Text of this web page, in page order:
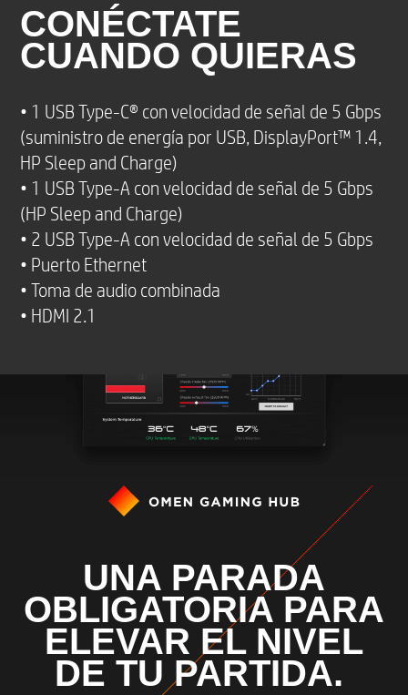
CONÉCTATE
CUANDO QUIERAS
• 1 USB Type-C® con velocidad de señal de 5 Gbps
(suministro de energía por USB, DisplayPort™ 1.4,
HP Sleep and Charge)
• 1 USB Type-A con velocidad de señal de 5 Gbps
(HP Sleep and Charge)
• 2 USB Type-A con velocidad de señal de 5 Gbps
• Puerto Ethernet
• Toma de audio combinada
• HDMI 2.1
UNA PARADA
OBLIGATORIA PARA
ELEVAR EL NIVEL
DE TU PARTIDA.